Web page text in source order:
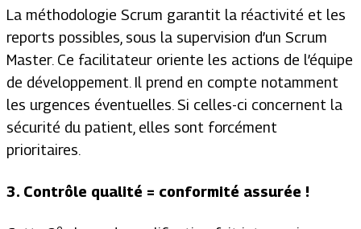
La méthodologie Scrum garantit la réactivité et les
reports possibles, sous la supervision d’un Scrum
Master. Ce facilitateur oriente les actions de l’équipe
de développement. Il prend en compte notamment
les urgences éventuelles. Si celles-ci concernent la
sécurité du patient, elles sont forcément
prioritaires.
3. Contrôle qualité = conformité assurée !